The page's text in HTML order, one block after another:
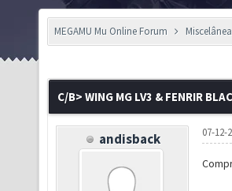
MEGAMU Mu Online Forum Miscelânea
C/B> WING MG LV3 & FENRIR
andisback 07-12-